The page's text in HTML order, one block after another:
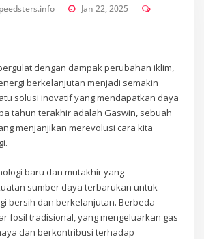
Jan 22, 2025
dengan dampak perubahan iklim,
berkelanjutan menjadi semakin
solusi inovatif yang mendapatkan daya
tahun terakhir adalah Gaswin, sebuah
menjanjikan merevolusi cara kita
baru dan mutakhir yang
sumber daya terbarukan untuk
bersih dan berkelanjutan. Berbeda
fosil tradisional, yang mengeluarkan gas
dan berkontribusi terhadap